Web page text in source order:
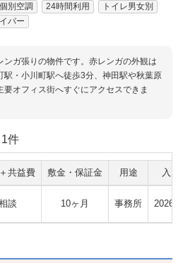
個別空調 24時間利用
トイレ男女別
バー
ガ張りの物件です。赤レンガの外観は
駅・小川町駅へ徒歩3分、神田駅や秋葉原
オフィス街へすぐにアクセスできま
1件
共益費 敷金・保証金 用途 入居
談 10ヶ月 事務所 2026